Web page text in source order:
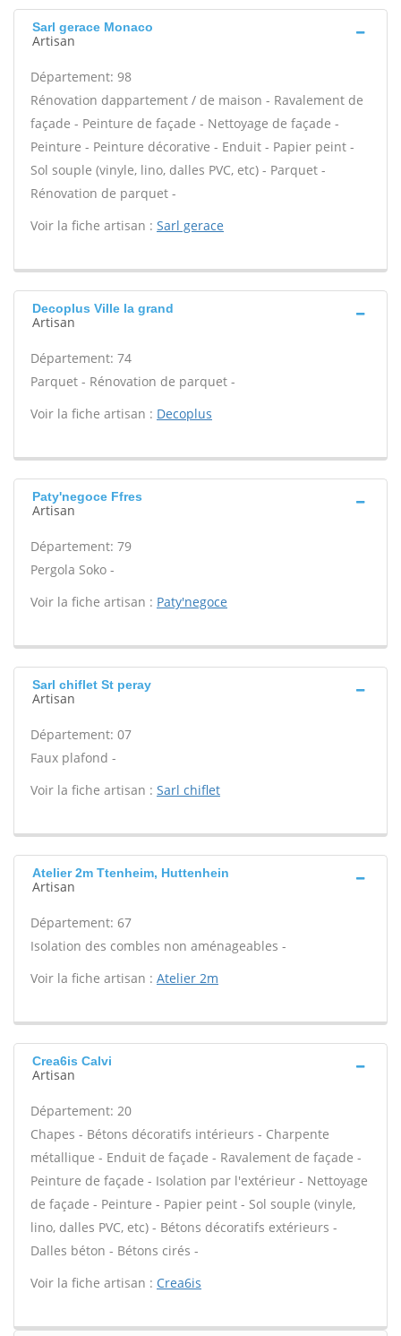
Sarl gerace Monaco
Artisan
Département: 98
Rénovation dappartement / de maison - Ravalement de
façade - Peinture de façade - Nettoyage de façade -
Peinture - Peinture décorative - Enduit - Papier peint -
Sol souple (vinyle, lino, dalles PVC, etc) - Parquet -
Rénovation de parquet -
Voir la fiche artisan : Sarl gerace
Decoplus Ville la grand
Artisan
Département: 74
Parquet - Rénovation de parquet -
Voir la fiche artisan : Decoplus
Paty'negoce Ffres
Artisan
Département: 79
Pergola Soko -
Voir la fiche artisan : Paty'negoce
Sarl chiflet St peray
Artisan
Département: 07
Faux plafond -
Voir la fiche artisan : Sarl chiflet
Atelier 2m Ttenheim, Huttenhein
Artisan
Département: 67
Isolation des combles non aménageables -
Voir la fiche artisan : Atelier 2m
Crea6is Calvi
Artisan
Département: 20
Chapes - Bétons décoratifs intérieurs - Charpente
métallique - Enduit de façade - Ravalement de façade -
Peinture de façade - Isolation par l'extérieur - Nettoyage
de façade - Peinture - Papier peint - Sol souple (vinyle,
lino, dalles PVC, etc) - Bétons décoratifs extérieurs -
Dalles béton - Bétons cirés -
Voir la fiche artisan : Crea6is